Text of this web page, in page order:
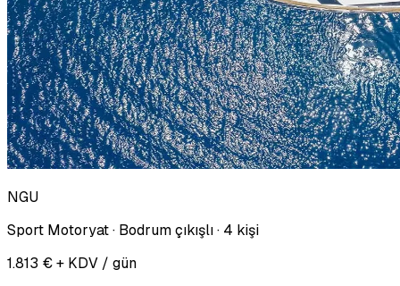
NGU
Sport Motoryat · Bodrum çıkışlı · 4 kişi
1.813 € + KDV / gün